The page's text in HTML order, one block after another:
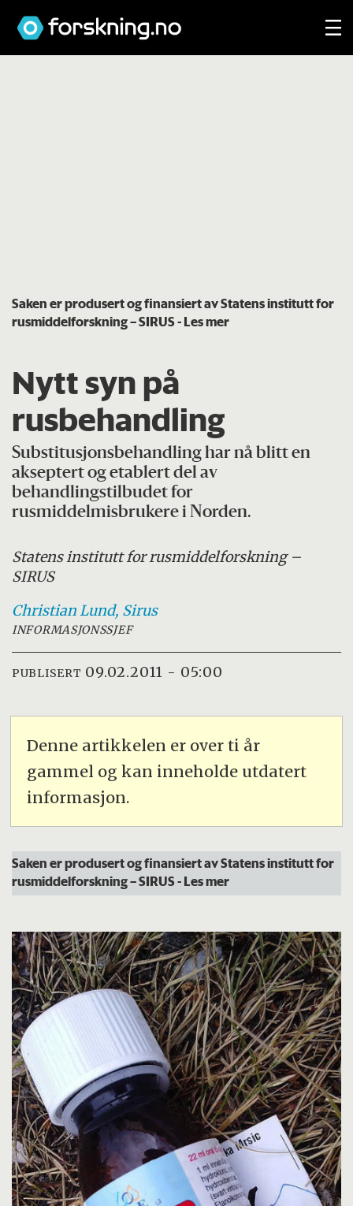
Saken er produsert og finansiert av Statens institutt for
rusmiddelforskning – SIRUS- Les mer
Nytt syn på
rusbehandling
Substitusjonsbehandling har nå blitt en
akseptert og etablert del av
behandlingstilbudet for
rusmiddelmisbrukere i Norden.
Statens institutt for rusmiddelforskning –
SIRUS
ChristianLund, Sirus
INFORMASJONSSJEF
PUBLISERT 09.02.2011 - 05:00
Denne artikkelen er over ti år
gammel og kan inneholde utdatert
informasjon.
Saken er produsert og finansiert av Statens institutt for
rusmiddelforskning – SIRUS- Les mer